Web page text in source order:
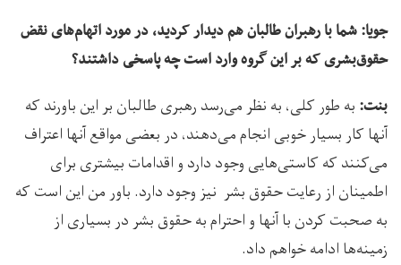
جویا: شما با رهبران طالبان هم دیدار کردید، در مورد اتهام‌های نقض
حقوق‌بشری که بر این گروه وارد است چه پاسخی داشتند؟
بنت: به طور کلی، به نظر می‌رسد رهبری طالبان بر این باورند که
آنها کار بسیار خوبی انجام می‌دهند، در بعضی مواقع آنها اعتراف
می‌کنند که کاستی‌هایی وجود دارد و اقدامات بیشتری برای
اطمینان از رعایت حقوق بشر نیز وجود دارد. باور من این است که
به صحبت کردن با آنها و احترام به حقوق بشر در بسیاری از
زمینه‌ها ادامه خواهم داد.